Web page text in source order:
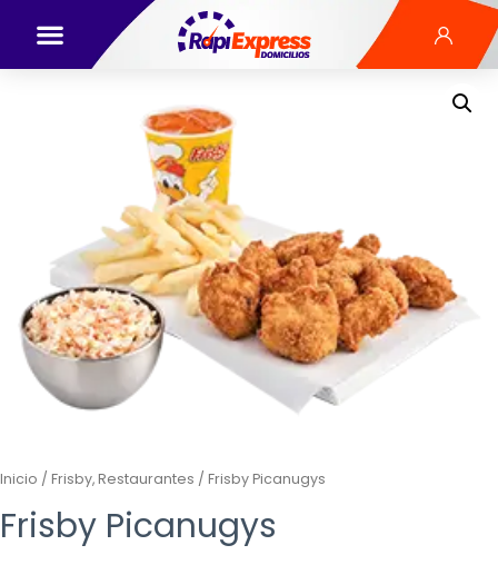
Inicio / Frisby, Restaurantes / Frisby Picanugys
Frisby Picanugys